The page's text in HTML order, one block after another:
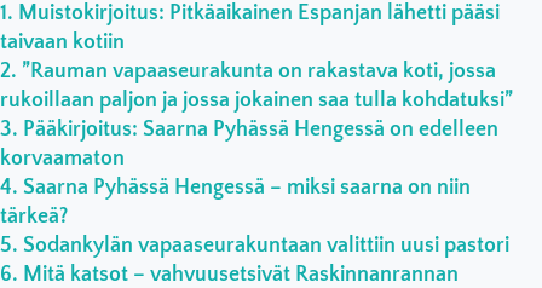
Muistokirjoitus: Pitkäaikainen Espanjan lähetti pääsi
taivaan kotiin
”Rauman vapaaseurakunta on rakastava koti, jossa
rukoillaan paljon ja jossa jokainen saa tulla kohdatuksi”
Pääkirjoitus: Saarna Pyhässä Hengessä on edelleen
korvaamaton
Saarna Pyhässä Hengessä – miksi saarna on niin
tärkeä?
Sodankylän vapaaseurakuntaan valittiin uusi pastori
Mitä katsot – vahvuusetsivät Raskinnanrannan